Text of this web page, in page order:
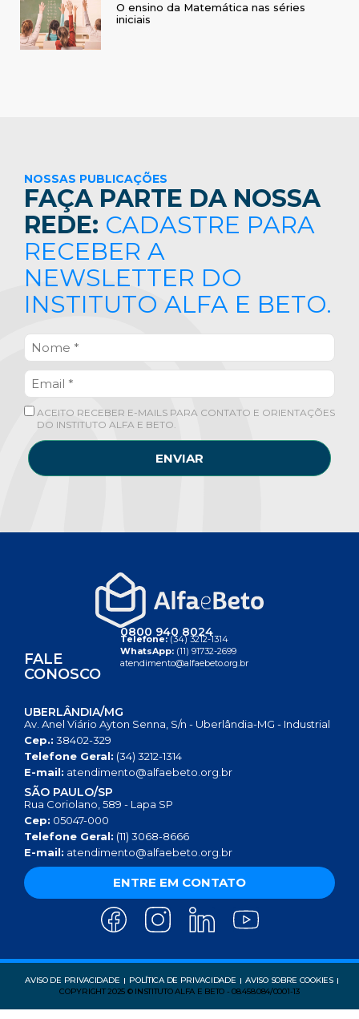
O ensino da Matemática nas séries
iniciais
NOSSAS PUBLICAÇÕES
FAÇA PARTE DA NOSSA
REDE: CADASTRE PARA
RECEBER A
NEWSLETTER DO
INSTITUTO ALFA E BETO.
ACEITO RECEBER E-MAILS PARA CONTATO E ORIENTAÇÕES
DO INSTITUTO ALFA E BETO.
ENVIAR
FALE
CONOSCO
0800 940 8024
Telefone:(34) 3212-1314
WhatsApp: (11) 91732-2699
atendimento@alfaebeto.org.br
UBERLÂNDIA/MG
Av. Anel Viário Ayton Senna, S/n - Uberlândia-MG - Industrial
Cep.: 38402-329
Telefone Geral: (34) 3212-1314
E-mail: atendimento@alfaebeto.org.br
SÃO PAULO/SP
Rua Coriolano, 589 - Lapa SP
Cep: 05047-000
Telefone Geral: (11) 3068-8666
E-mail: atendimento@alfaebeto.org.br
ENTRE EM CONTATO
AVISO DE PRIVACIDADE POLÍTICA DE PRIVACIDADE
AVISO SOBRE COOKIES
COPYRIGHT 2025 © INSTITUTO ALFA E BETO - 08.458.084/0001-13